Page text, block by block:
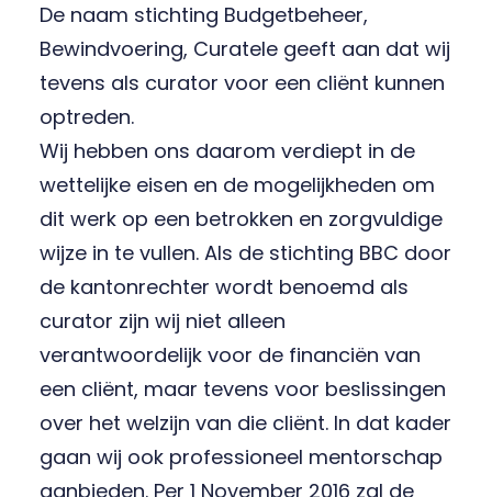
De naam stichting Budgetbeheer,
Bewindvoering, Curatele geeft aan dat wij
tevens als curator voor een cliënt kunnen
optreden.
Wij hebben ons daarom verdiept in de
wettelijke eisen en de mogelijkheden om
dit werk op een betrokken en zorgvuldige
wijze in te vullen. Als de stichting BBC door
de kantonrechter wordt benoemd als
curator zijn wij niet alleen
verantwoordelijk voor de financiën van
een cliënt, maar tevens voor beslissingen
over het welzijn van die cliënt. In dat kader
gaan wij ook professioneel mentorschap
aanbieden. Per 1 November 2016 zal de